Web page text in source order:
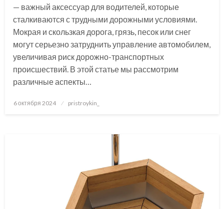
— важный аксессуар для водителей, которые
сталкиваются с трудными дорожными условиями.
Мокрая и скользкая дорога, грязь, песок или снег
могут серьезно затруднить управление автомобилем,
увеличивая риск дорожно-транспортных
происшествий. В этой статье мы рассмотрим
различные аспекты…
Posted
6 октября 2024 pristroykin_